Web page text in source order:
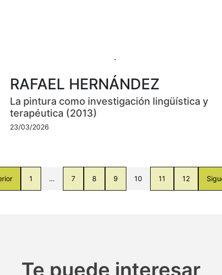
RAFAEL HERNÁNDEZ
La pintura como investigación lingüística y
terapéutica (2013)
23/03/2026
1 … 7 8 9 10 11 12
Te puede interesar